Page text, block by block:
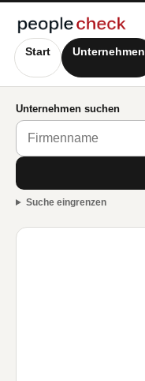
Start Unternehmen
Unternehmen suchen
Suche eingrenzen